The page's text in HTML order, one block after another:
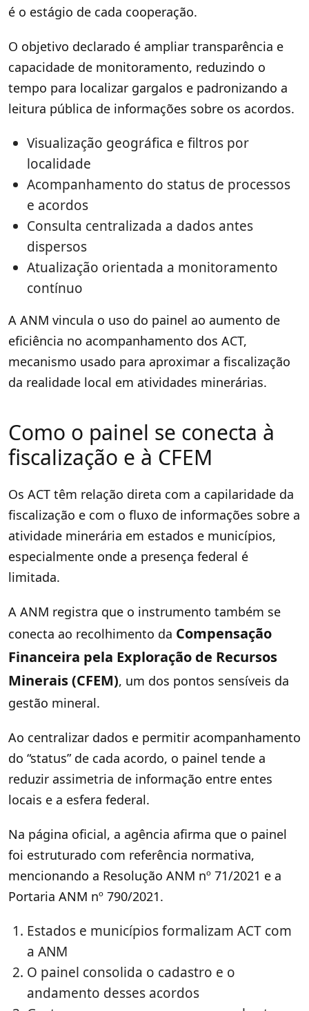
é o estágio de cada cooperação.
O objetivo declarado é ampliar transparência e
capacidade de monitoramento, reduzindo o
tempo para localizar gargalos e padronizando a
leitura pública de informações sobre os acordos.
Visualização geográfica e filtros por
localidade
Acompanhamento do status de processos
e acordos
Consulta centralizada a dados antes
dispersos
Atualização orientada a monitoramento
contínuo
A ANM vincula o uso do painel ao aumento de
eficiência no acompanhamento dos ACT,
mecanismo usado para aproximar a fiscalização
da realidade local em atividades minerárias.
Como o painel se conecta à
fiscalização e à CFEM
Os ACT têm relação direta com a capilaridade da
fiscalização e com o fluxo de informações sobre a
atividade minerária em estados e municípios,
especialmente onde a presença federal é
limitada.
A ANM registra que o instrumento também se
conecta ao recolhimento da Compensação
Financeira pela Exploração de Recursos
Minerais (CFEM), um dos pontos sensíveis da
gestão mineral.
Ao centralizar dados e permitir acompanhamento
do “status” de cada acordo, o painel tende a
reduzir assimetria de informação entre entes
locais e a esfera federal.
Na página oficial, a agência afirma que o painel
foi estruturado com referência normativa,
mencionando a Resolução ANM nº 71/2021 e a
Portaria ANM nº 790/2021.
Estados e municípios formalizam ACT com
a ANM
O painel consolida o cadastro e o
andamento desses acordos